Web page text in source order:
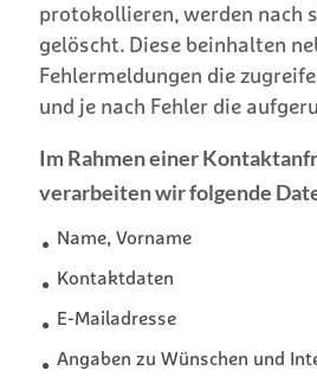
protokollieren, werden nach
gelöscht. Diese beinhalten
Fehlermeldungen die
und je nach Fehler die
Im Rahmen einer
verarbeiten wir folgende
Name, Vorname
Kontaktdaten
E-Mailadresse
Angaben zu Wünschen und